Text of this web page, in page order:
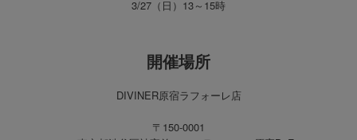
3/27（日）13～15時
開催場所
DIVINER原宿ラフォーレ店
〒150-0001